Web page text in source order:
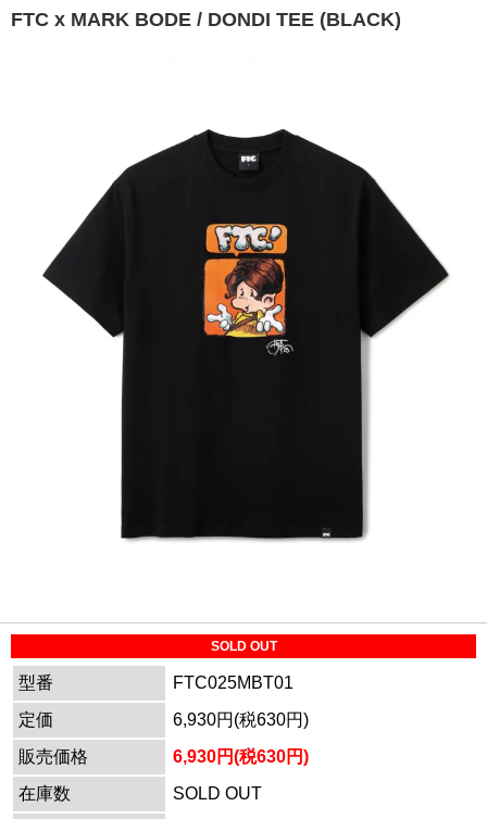
FTC x MARK BODE / DONDI TEE (BLACK)
SOLD OUT
型番
FTC025MBT01
定価
6,930円(税630円)
販売価格
6,930円(税630円)
在庫数
SOLD OUT